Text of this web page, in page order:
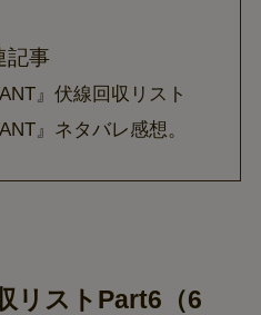
記事
』伏線回収リスト
』ネタバレ感想。
リストPart6（6